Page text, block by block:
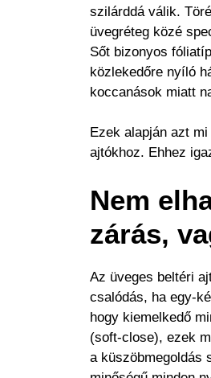
szilárddá válik.
üvegréteg közé
Sőt bizonyos
közlekedőre nyíló
koccanások miatt
Ezek alapján azt
ajtókhoz. Ehhez
Nem
zárás,
Az üveges beltéri
csalódás, ha egy-
hogy kiemelkedő
(soft-close), ezek
a küszöbmegoldás